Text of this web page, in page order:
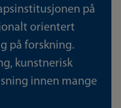
på
orientert
på forskning.
kunstnerisk
innen mange